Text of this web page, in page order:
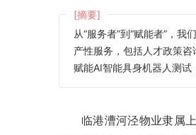
[摘要]
从“服务者”到“赋能者”，
产性服务，包括人才政策
赋能AI智能具身机器人测
临港漕河泾物业隶属